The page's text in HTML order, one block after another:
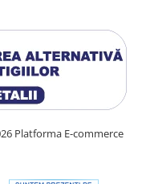
Platforma E-commerce